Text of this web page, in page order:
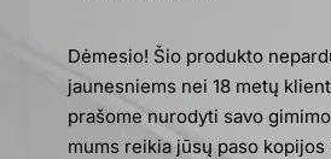
Dėmesio! Šio produkto
jaunesniems nei 18 metų
prašome nurodyti savo
mums reikia jūsų paso kopijos